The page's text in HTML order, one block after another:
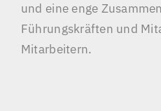
und eine enge
Führungskräften und
Mitarbeitern.